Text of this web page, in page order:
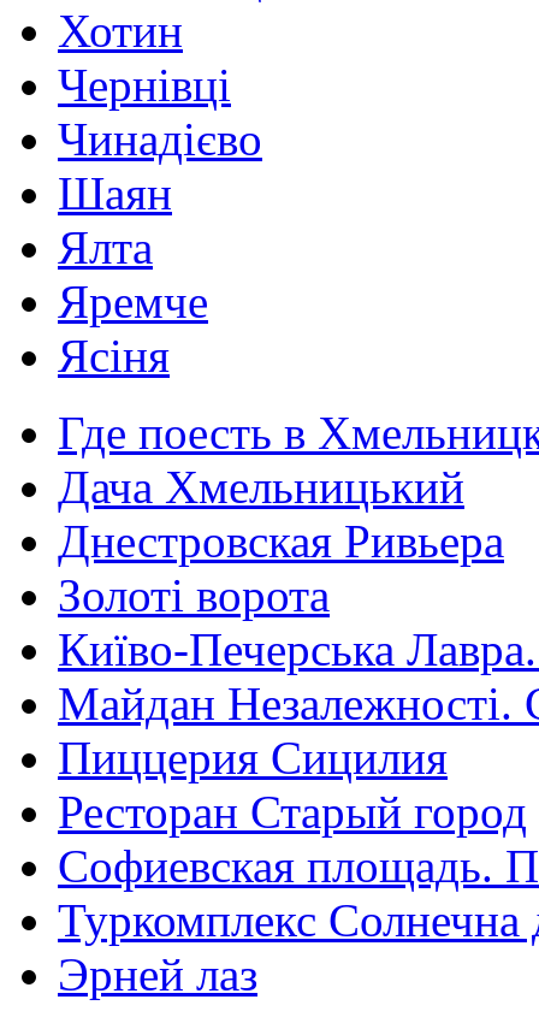
Хотин
Чернівці
Чинадієво
Шаян
Ялта
Яремче
Ясіня
Где поесть в
Дача Хмельницький
Днестровская Ривьера
Золоті ворота
Київо-Печерська
Майдан Незалежності.
Пиццерия Сицилия
Ресторан Старый город
Софиевская площадь.
Туркомплекс Солнечна
Эрней лаз